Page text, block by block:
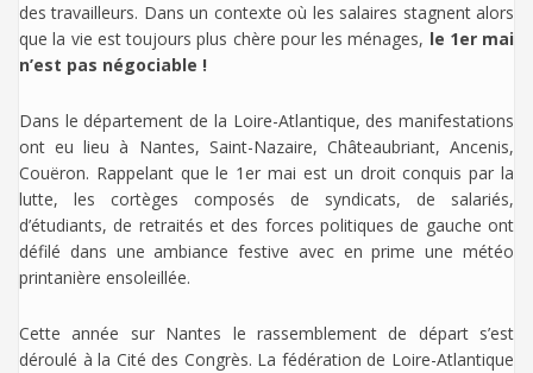
des travailleurs. Dans un contexte où les salaires stagnent alors
que la vie est toujours plus chère pour les ménages, le 1er mai
n’est pas négociable !
Dans le département de la Loire-Atlantique, des manifestations
ont eu lieu à Nantes, Saint-Nazaire, Châteaubriant, Ancenis,
Couëron. Rappelant que le 1er mai est un droit conquis par la
lutte, les cortèges composés de syndicats, de salariés,
d’étudiants, de retraités et des forces politiques de gauche ont
défilé dans une ambiance festive avec en prime une météo
printanière ensoleillée.
Cette année sur Nantes le rassemblement de départ s’est
déroulé à la Cité des Congrès. La fédération de Loire-Atlantique